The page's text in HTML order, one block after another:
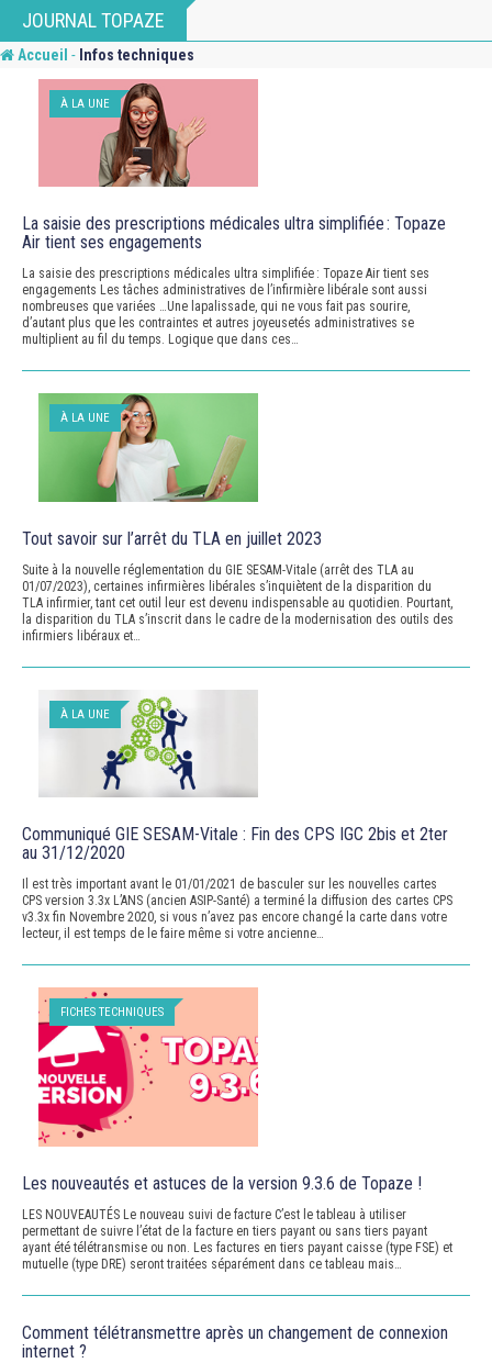
to
content
JOURNAL TOPAZE
Accueil - Infos techniques
À LA UNE
La saisie des prescriptions médicales ultra simplifiée : Topaze
Air tient ses engagements
La saisie des prescriptions médicales ultra simplifiée : Topaze Air tient ses
engagements Les tâches administratives de l’infirmière libérale sont aussi
nombreuses que variées …Une lapalissade, qui ne vous fait pas sourire,
d’autant plus que les contraintes et autres joyeusetés administratives se
multiplient au fil du temps. Logique que dans ces…
À LA UNE
Tout savoir sur l’arrêt du TLA en juillet 2023
Suite à la nouvelle réglementation du GIE SESAM-Vitale (arrêt des TLA au
01/07/2023), certaines infirmières libérales s’inquiètent de la disparition du
TLA infirmier, tant cet outil leur est devenu indispensable au quotidien. Pourtant,
la disparition du TLA s’inscrit dans le cadre de la modernisation des outils des
infirmiers libéraux et…
À LA UNE
Communiqué GIE SESAM-Vitale : Fin des CPS IGC 2bis et 2ter
au 31/12/2020
Il est très important avant le 01/01/2021 de basculer sur les nouvelles cartes
CPS version 3.3x L’ANS (ancien ASIP-Santé) a terminé la diffusion des cartes CPS
v3.3x fin Novembre 2020, si vous n’avez pas encore changé la carte dans votre
lecteur, il est temps de le faire même si votre ancienne…
FICHES TECHNIQUES
Les nouveautés et astuces de la version 9.3.6 de Topaze !
LES NOUVEAUTÉS Le nouveau suivi de facture C’est le tableau à utiliser
permettant de suivre l’état de la facture en tiers payant ou sans tiers payant
ayant été télétransmise ou non. Les factures en tiers payant caisse (type FSE) et
mutuelle (type DRE) seront traitées séparément dans ce tableau mais…
Comment télétransmettre après un changement de connexion
internet ?